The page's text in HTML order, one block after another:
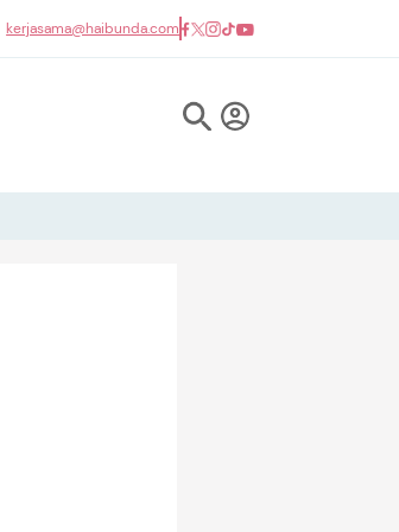
kerjasama@haibunda.com